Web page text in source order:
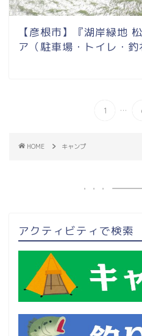
【彦根市】『湖岸緑地
ア（駐車場・トイレ・釣
1 ...
HOME キャンプ
アクティビティで検索